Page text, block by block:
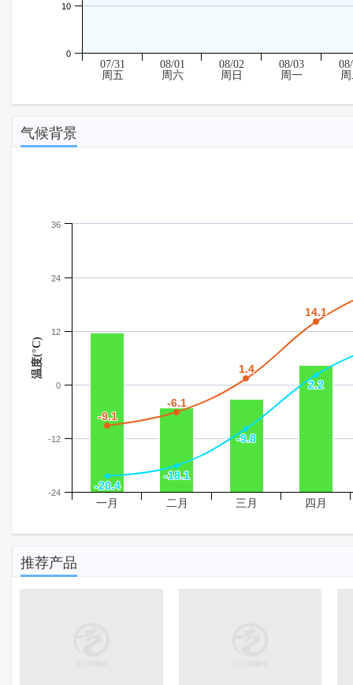
0
10
07/31
周五
08/01
周六
08/02
周日
08/03
周一
气候背景
温度(°C)
-9.1
-9.1
-6.1
-6.1
1.4
1.4
14.1
14.1
-20.4
-20.4
-18.1
-18.1
-9.8
-9.8
2.2
2.2
一月 二月 三月 四月
-24
-12
0
12
24
36
推荐产品